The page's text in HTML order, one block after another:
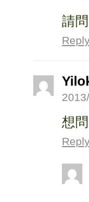
請
想